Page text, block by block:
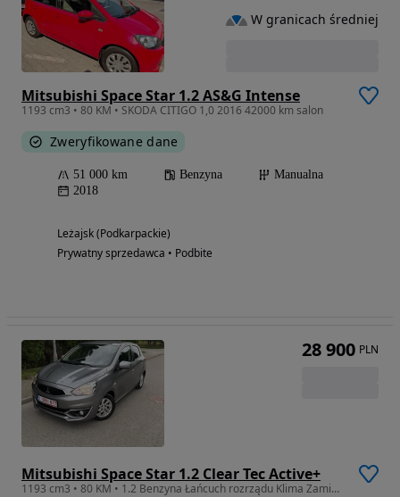
Mitsubishi Space Star 1.2 AS&G Intense
1193 cm3 • 80 KM • SKODA CITIGO 1,0 2016 42000 km salon
Zweryfikowane dane
51 000 km Benzyna
Manualna
2018
Leżajsk (Podkarpackie)
Prywatny sprzedawca • Podbite
W granicach średniej
Mitsubishi Space Star 1.2 Clear Tec Active+
1193 cm3 • 80 KM • 1.2 Benzyna Łańcuch rozrządu Klima Zamiana Raty
28 900 PLN